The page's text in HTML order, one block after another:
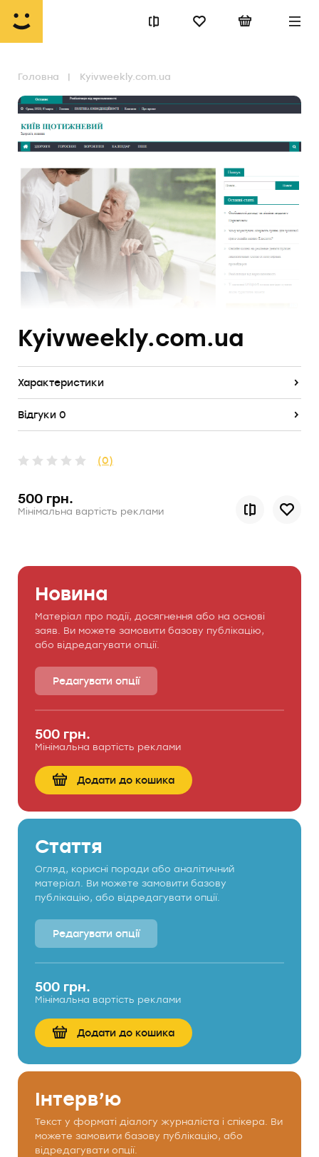
Головна Kyivweekly.com.ua
Kyivweekly.com.ua
Характеристики
Відгуки 0
(0)
500 грн.
Мінімальна вартість реклами
Новина
Матеріал про події, досягнення або на основі
заяв. Ви можете замовити базову публікацію,
або відредагувати опції.
Редагувати опції
500 грн.
Мінімальна вартість реклами
Додати до кошика
Стаття
Огляд, корисні поради або аналітичний
матеріал. Ви можете замовити базову
публікацію, або відредагувати опції.
Редагувати опції
500 грн.
Мінімальна вартість реклами
Додати до кошика
Інтерв’ю
Текст у форматі діалогу журналіста і спікера. Ви
можете замовити базову публікацію, або
відредагувати опції.